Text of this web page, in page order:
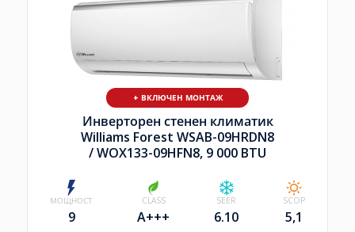
+ ВКЛЮЧЕН МОНТАЖ
Инверторен стенен климатик
Williams Forest WSAB-09HRDN8
/WOX133-09HFN8, 9 000 BTU
МОЩНОСТ
9
CLASS
A+++
SEER
6.10
SCOP
5,1